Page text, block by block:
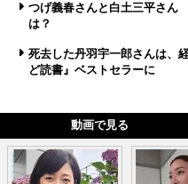
つげ義春さんと白土三平さん
は？
死去した丹羽宇一郎さんは、
ど読書』ベストセラーに
動画で見る